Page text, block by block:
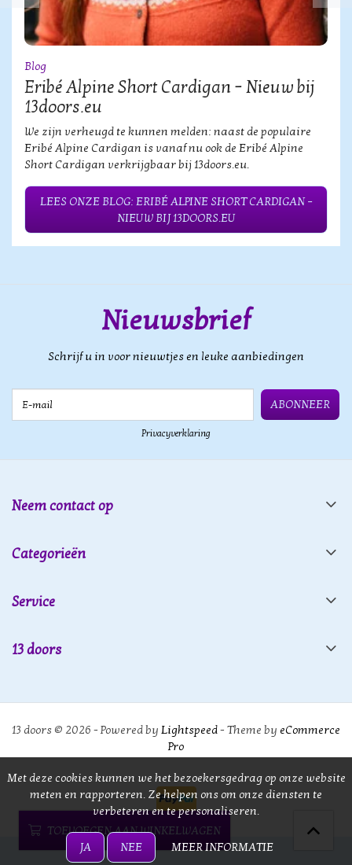
TOEVOEGEN AAN WINKELWAGEN
Blog
Eribé Alpine Short Cardigan – Nieuw bij
13doors.eu
We zijn verheugd te kunnen melden: naast de populaire
Eribé Alpine Cardigan is vanaf nu ook de Eribé Alpine
Short Cardigan verkrijgbaar bij 13doors.eu.
LEES ONZE BLOG: ERIBÉ ALPINE SHORT CARDIGAN –
NIEUW BIJ 13DOORS.EU
Nieuwsbrief
Schrijf u in voor nieuwtjes en leuke aanbiedingen
ABONNEER
Privacyverklaring
Neem contact op
Categorieën
Service
13 doors
13 doors © 2026 - Powered by Lightspeed- Theme by eCommerce
Pro
Met deze cookies kunnen we het bezoekersgedrag op onze website
meten en rapporteren. Ze helpen ons om onze diensten te
verbeteren en te personaliseren.
JA NEE MEER INFORMATIE